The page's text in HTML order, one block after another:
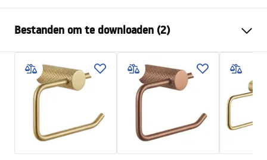
Materiaal
Metaal
Montagewijze
Geschroefd
Breedte
265mm
Hoogte
95
Serie
Otto
Bestanden om te downloaden (2)
Garantievoorwaarden
Warranty_Terms_and_Conditions_Accessories_-_24.pdf
Veiligheidsinformatie
Safety_Information_Accessories.pdf